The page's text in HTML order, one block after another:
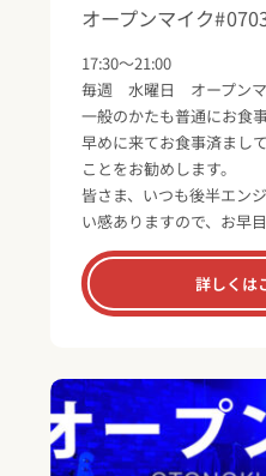
オープンマイク
17:30～21:00
毎週 水曜日 オープンマ
一般のかたも普通にお食
早めに来てお食事済まし
ことをお勧めします。
皆さま、いつも後半エン
い感ありますので、お早
詳しくは